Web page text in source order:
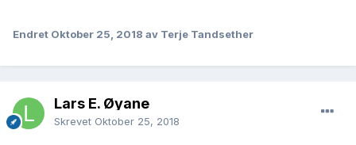
Endret Oktober 25, 2018 av Terje Tandsether
Lars E. Øyane
Skrevet Oktober 25, 2018